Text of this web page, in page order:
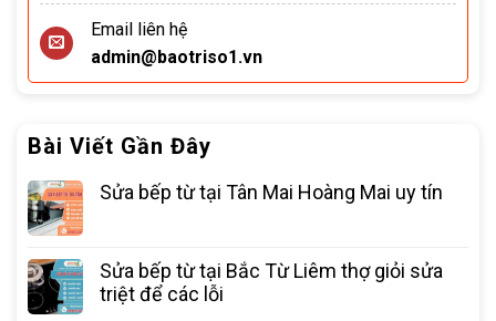
Email liên hệ
admin@baotriso1.vn
Bài Viết Gần Đây
Sửa bếp từ tại Tân Mai Hoàng Mai uy tín
Sửa bếp từ tại Bắc Từ Liêm thợ giỏi sửa
triệt để các lỗi